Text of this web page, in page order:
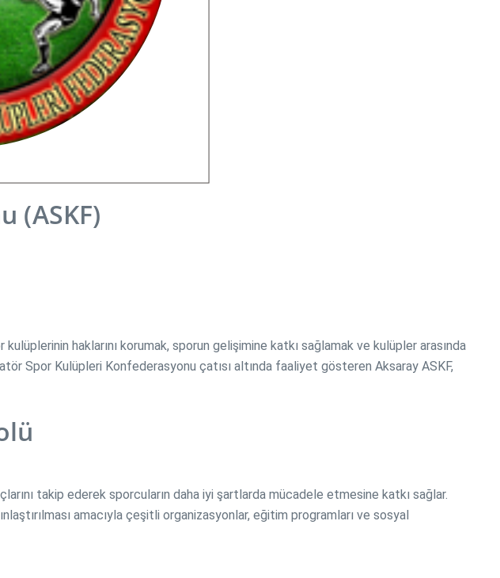
(ASKF)
haklarını korumak, sporun gelişimine katkı sağlamak ve kulüpler arasında
Spor Kulüpleri Konfederasyonu çatısı altında faaliyet gösteren Aksaray ASKF,
takip ederek sporcuların daha iyi şartlarda mücadele etmesine katkı sağlar.
amacıyla çeşitli organizasyonlar, eğitim programları ve sosyal